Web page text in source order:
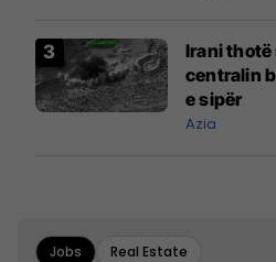
Irani thotë
centralin
e sipër
Azia
Jobs Real Estate